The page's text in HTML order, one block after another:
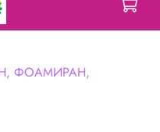
ФОАМИРАН,